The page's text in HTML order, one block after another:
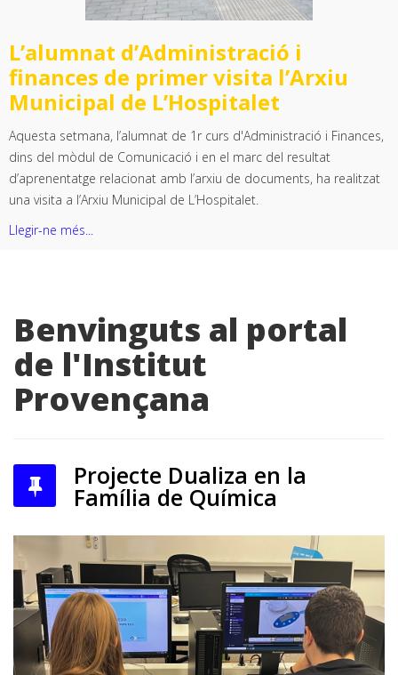
L’alumnat d’Administració i
finances de primer visita l’Arxiu
Municipal de L’Hospitalet
Aquesta setmana, l’alumnat de 1r curs d'Administració i Finances,
dins del mòdul de Comunicació i en el marc del resultat
d’aprenentatge relacionat amb l’arxiu de documents, ha realitzat
una visita a l’Arxiu Municipal de L’Hospitalet.
Llegir-ne més...
Benvinguts al portal
de l'Institut
Provençana
Projecte Dualiza en la
Família de Química